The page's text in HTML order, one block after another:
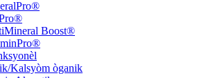
Boost®
Kalsyòm òganik